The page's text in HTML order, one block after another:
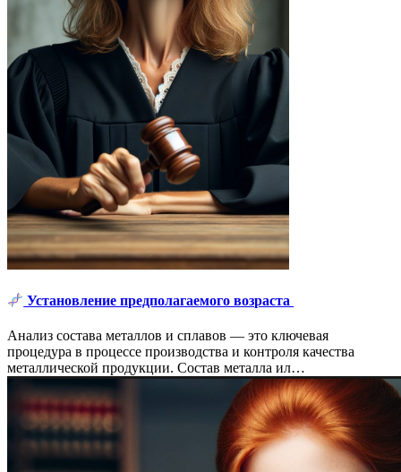
Установление предполагаемого возраста
Анализ состава металлов и сплавов — это ключевая
процедура в процессе производства и контроля качества
металлической продукции. Состав металла ил…